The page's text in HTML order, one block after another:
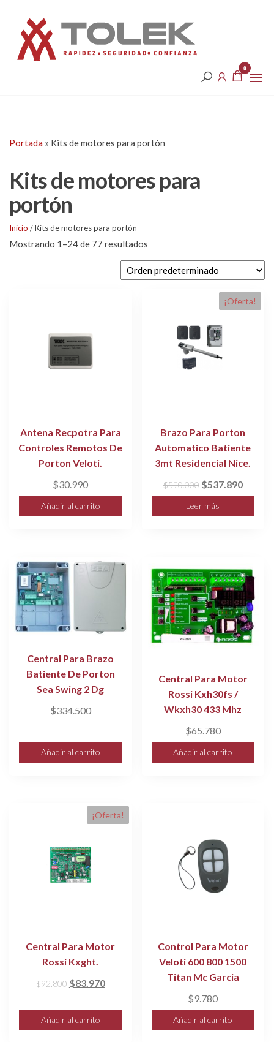
contenido
0
Portada » Kits de motores para portón
Kits de motores para
portón
Inicio / Kits de motores para portón
Mostrando 1–24 de 77 resultados
Antena Recpotra Para
Controles Remotos De
Porton Veloti.
$30.990
Añadir al carrito
¡Oferta!
Brazo Para Porton
Automatico Batiente
3mt Residencial Nice.
$590.000 El
precio
original
$537.890El
precio
actual
Leer más
Central Para Brazo
Batiente De Porton
Sea Swing 2 Dg
$334.500
Añadir al carrito
Central Para Motor
Rossi Kxh30fs /
Wkxh30 433 Mhz
$65.780
Añadir al carrito
¡Oferta!
Central Para Motor
Rossi Kxght.
$92.800 El
original
era:
$83.970El
actual
es:
Añadir al carrito
Control Para Motor
Veloti 600 800 1500
Titan Mc Garcia
$9.780
Añadir al carrito